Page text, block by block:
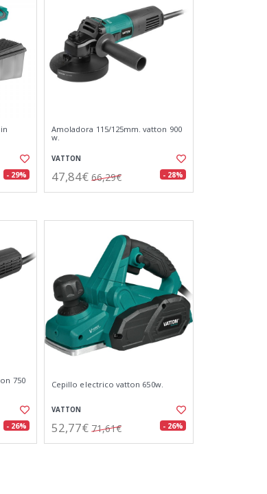
- 29%
Amoladora 115/125mm. vatton 900
w.
VATTON
47,84€ 66,29€ - 28%
750
- 26%
Cepillo electrico vatton 650w.
VATTON
52,77€ 71,61€ - 26%